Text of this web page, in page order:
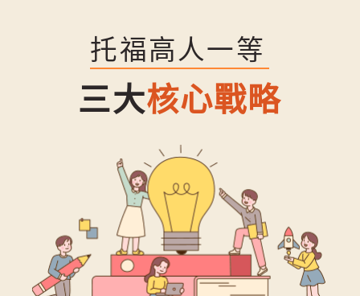
托福高人一等
三大核心戰略